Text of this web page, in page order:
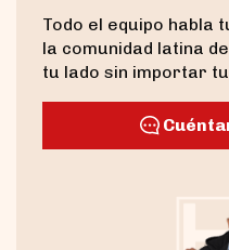
Todo el equipo habla
la comunidad latina
tu lado sin importar